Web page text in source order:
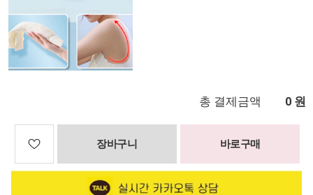
총 결제금액 0 원
장바구니 바로구매